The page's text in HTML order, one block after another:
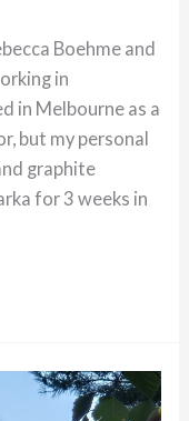
Boehme and
in
in Melbourne as a
but my personal
graphite
for 3 weeks in